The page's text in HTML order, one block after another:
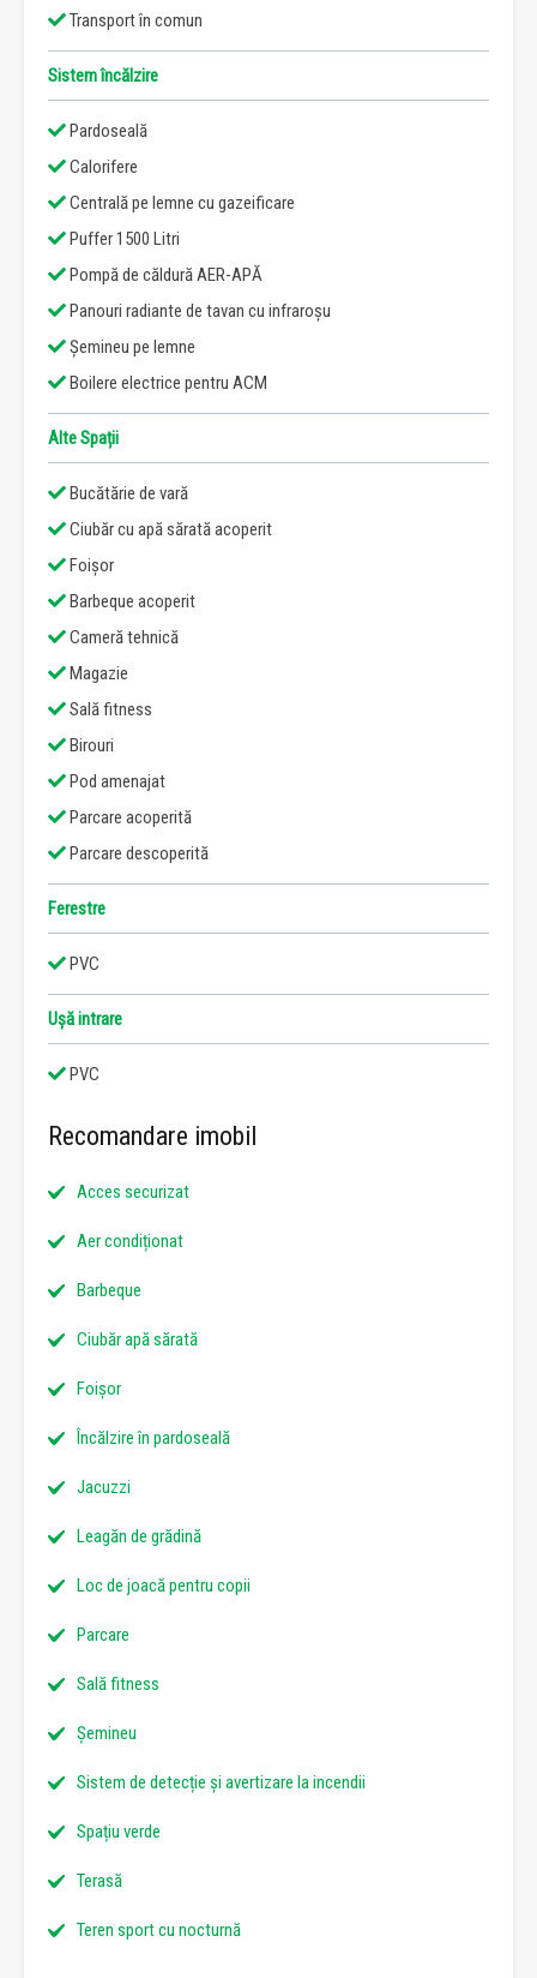
Transport în comun
Sistem încălzire
Pardoseală
Calorifere
Centrală pe lemne cu gazeificare
Puffer 1500 Litri
Pompă de căldură AER-APĂ
Panouri radiante de tavan cu infraroșu
Șemineu pe lemne
Boilere electrice pentru ACM
Alte Spații
Bucătărie de vară
Ciubăr cu apă sărată acoperit
Foișor
Barbeque acoperit
Cameră tehnică
Magazie
Sală fitness
Birouri
Pod amenajat
Parcare acoperită
Parcare descoperită
Ferestre
PVC
Ușă intrare
PVC
Recomandare imobil
Acces securizat
Aer condiționat
Barbeque
Ciubăr apă sărată
Foișor
Încălzire în pardoseală
Jacuzzi
Leagăn de grădină
Loc de joacă pentru copii
Parcare
Sală fitness
Șemineu
Sistem de detecție și avertizare la incendii
Spațiu verde
Terasă
Teren sport cu nocturnă